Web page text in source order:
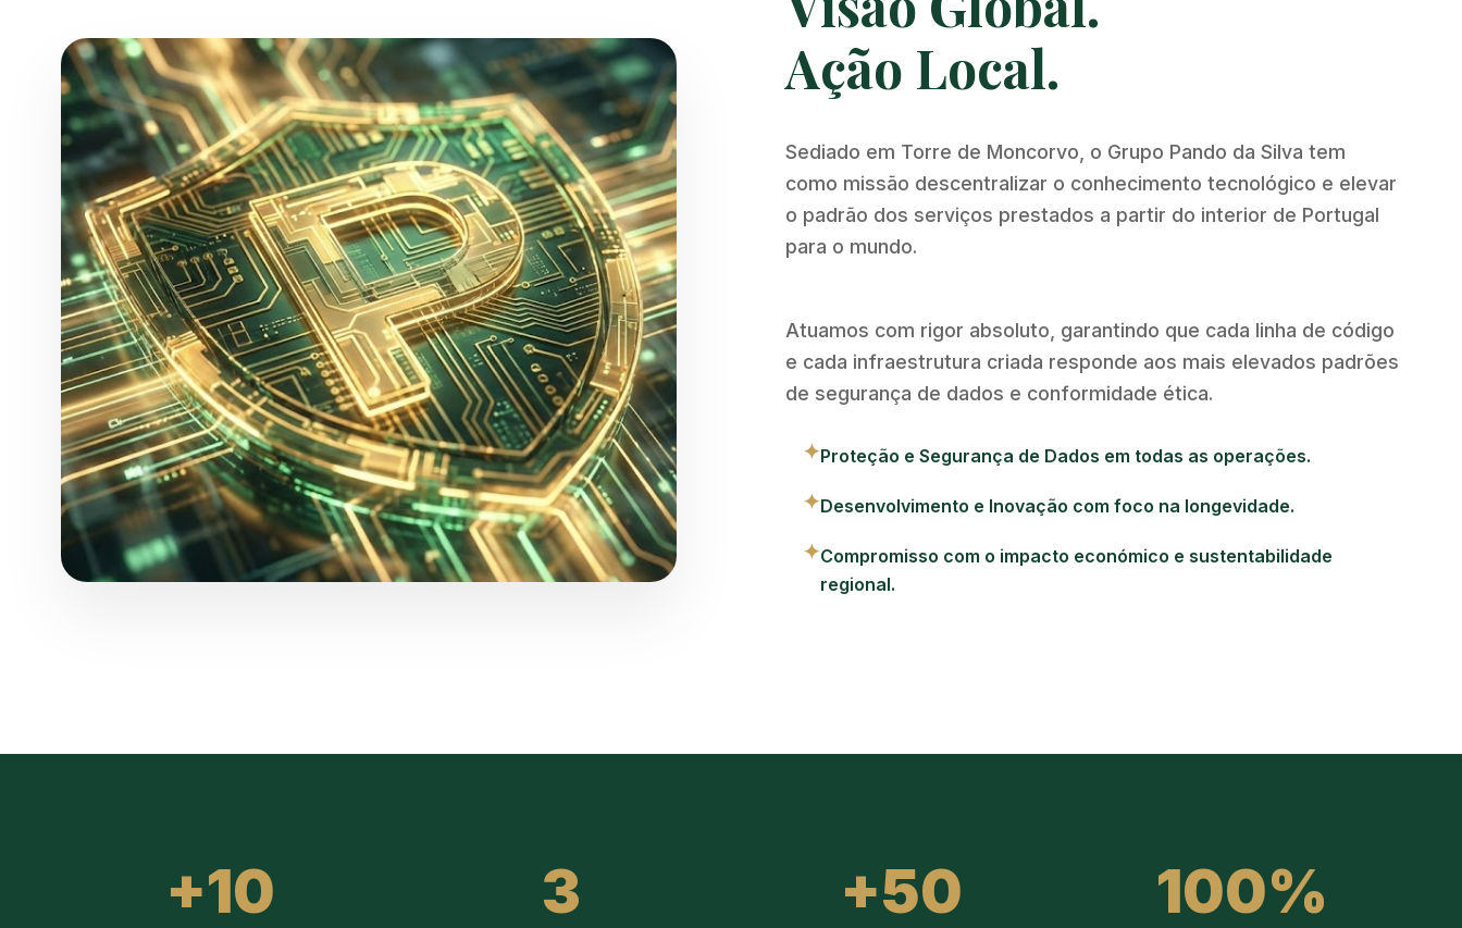
Ação Local.
Sediado em Torre de Moncorvo, o Grupo Pando da Silva tem
como missão descentralizar o conhecimento tecnológico e elevar
o padrão dos serviços prestados a partir do interior de Portugal
para o mundo.
Atuamos com rigor absoluto, garantindo que cada linha de código
e cada infraestrutura criada responde aos mais elevados padrões
de segurança de dados e conformidade ética.
✦Proteção e Segurança de Dados em todas as operações.
✦Desenvolvimento e Inovação com foco na longevidade.
✦Compromisso com o impacto económico e sustentabilidade
regional.
+10 3 +50 100%